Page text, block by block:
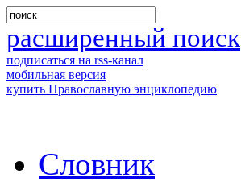
расширенный поиск
подписаться на rss-канал
мобильная версия
купить Православную энциклопедию
Словник